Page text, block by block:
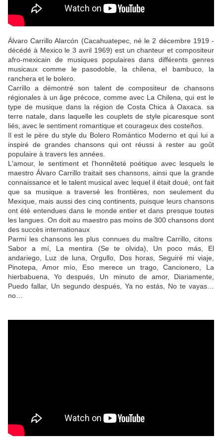
Álvaro Carrillo Alarcón (Cacahuatepec, né le 2 décembre 1919 -
décédé à Mexico le 3 avril 1969) est un chanteur et compositeur
afro-mexicain de musiques populaires dans différents genres
musicaux comme le pasodoble, la chilena, el bambuco, la
ranchera et le bolero.
Carrillo a démontré son talent de compositeur de chansons
régionales à un âge précoce, comme avec La Chilena, qui est le
type de musique dans la région de Costa Chica à Oaxaca. sa
terre natale, dans laquelle les couplets de style picaresque sont
liés, avec le sentiment romantique et courageux des costeños.
Il est le père du style du Bolero Romántico Moderno et qui lui a
inspiré de grandes chansons qui ont réussi à rester au goût
populaire à travers les années.
L'amour, le sentiment et l'honnêteté poétique avec lesquels le
maestro Álvaro Carrillo traitait ses chansons, ainsi que la grande
connaissance et le talent musical avec lequel il était doué, ont fait
que sa musique a traversé les frontières, non seulement du
Mexique, mais aussi des cinq continents, puisque leurs chansons
ont été entendues dans le monde entier et dans presque toutes
les langues. On doit au maestro pas moins de 300 chansons dont
des succès internationaux
Parmi les chansons les plus connues du maître Carrillo, citons
Sabor a mí, La mentira (Se te olvida), Un poco más, El
andariego, Luz de luna, Orgullo, Dos horas, Seguiré mi viaje,
Pinotepa, Amor mío, Eso merece un trago, Cancionero, La
hierbabuena, Yo después, Un minuto de amor, Diariamente,
Puedo fallar, Un segundo después, Ya no estás, No te vayas…
no…